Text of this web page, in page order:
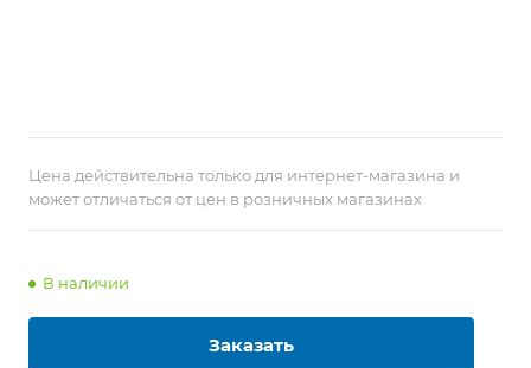
Цена действительна только для интернет-магазина и
может отличаться от цен в розничных магазинах
В наличии
Заказать